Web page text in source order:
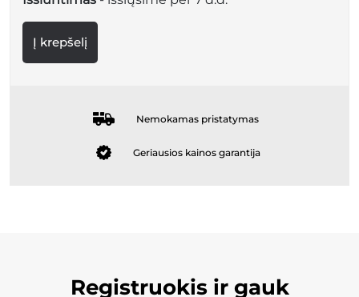
Į krepšelį
Nemokamas pristatymas
Geriausios kainos garantija
Registruokis ir gauk